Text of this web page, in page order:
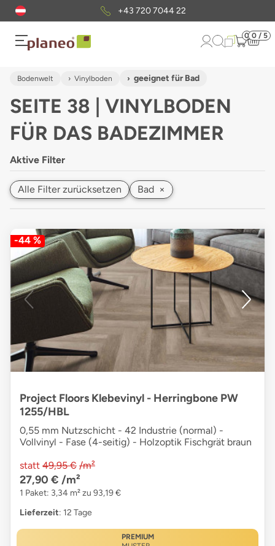
KostenloserMusterversand
0 0 / 5
Bodenwelt Vinylboden geeignet für Bad
SEITE 38 | VINYLBODEN
FÜR DAS BADEZIMMER
Aktive Filter
Alle Filter zurücksetzen Bad ×
-44 %
Project Floors Klebevinyl - Herringbone PW
1255/HBL
0,55 mm Nutzschicht - 42 Industrie (normal) -
Vollvinyl - Fase (4-seitig) - Holzoptik Fischgrät braun
statt 49,95 € /m²
27,90 € /m²
1 Paket: 3,34 m² zu 93,19 €
Lieferzeit: 12 Tage
PREMIUM